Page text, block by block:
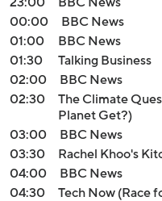
00:00
BBC News
01:00
BBC News
01:30
Talking Business
02:00
BBC News
02:30
The Climate
Planet Get?)
03:00
BBC News
03:30
Rachel Khoo's
04:00
BBC News
04:30
Tech Now (Race